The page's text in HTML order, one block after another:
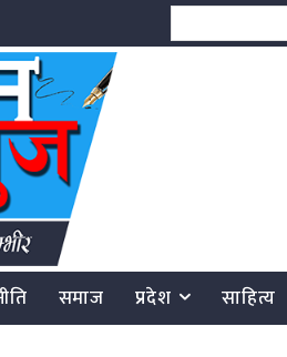
समाज प्रदेश साहित्य